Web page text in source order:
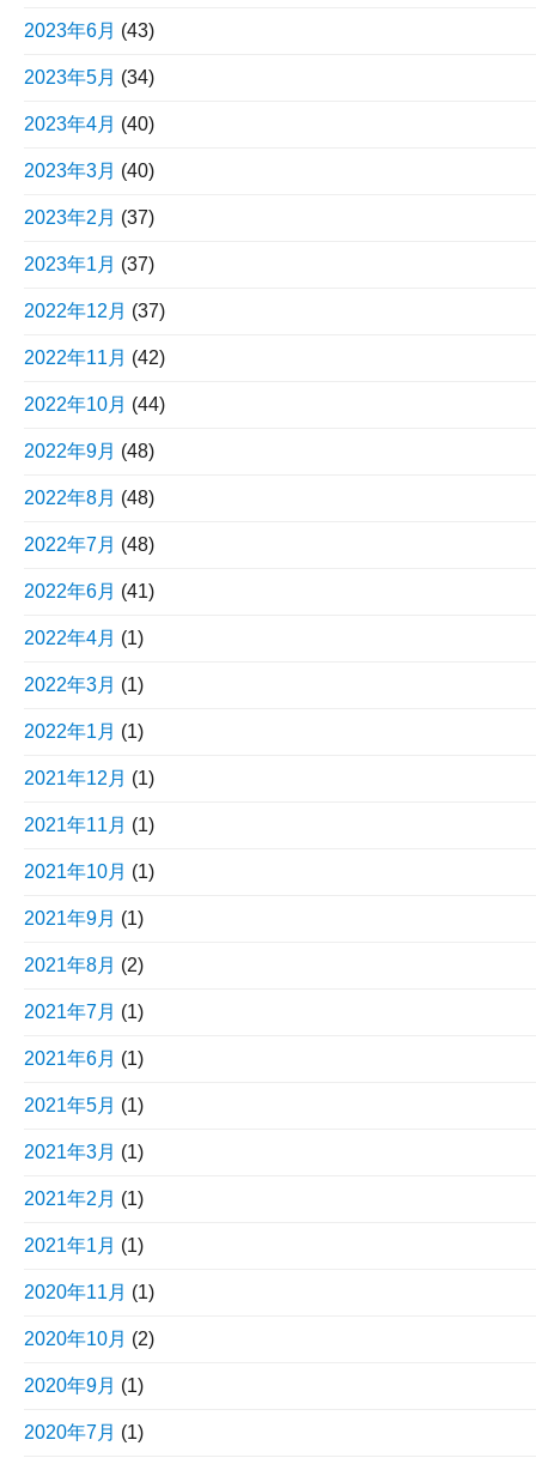
2023年6月 (43)
2023年5月 (34)
2023年4月 (40)
2023年3月 (40)
2023年2月 (37)
2023年1月 (37)
2022年12月 (37)
2022年11月 (42)
2022年10月 (44)
2022年9月 (48)
2022年8月 (48)
2022年7月 (48)
2022年6月 (41)
2022年4月 (1)
2022年3月 (1)
2022年1月 (1)
2021年12月 (1)
2021年11月 (1)
2021年10月 (1)
2021年9月 (1)
2021年8月 (2)
2021年7月 (1)
2021年6月 (1)
2021年5月 (1)
2021年3月 (1)
2021年2月 (1)
2021年1月 (1)
2020年11月 (1)
2020年10月 (2)
2020年9月 (1)
2020年7月 (1)